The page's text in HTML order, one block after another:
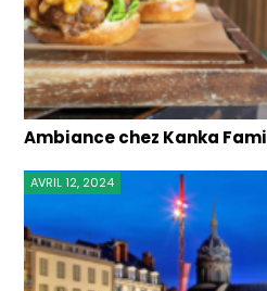
Ambiance chez Kanka
AVRIL 12, 2024